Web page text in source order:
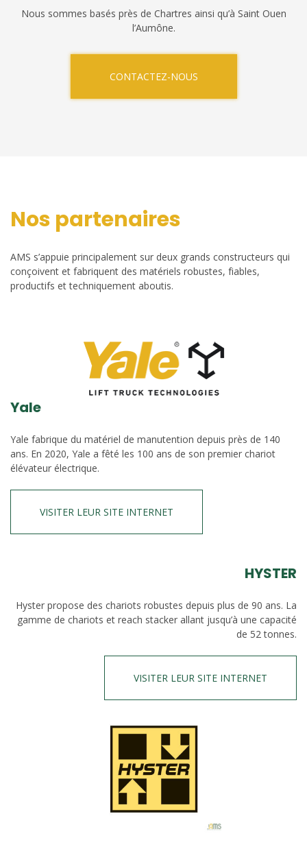
Nous sommes basés près de Chartres ainsi qu’à Saint Ouen
l’Aumône.
CONTACTEZ-NOUS
Nos partenaires
AMS s’appuie principalement sur deux grands constructeurs qui
conçoivent et fabriquent des matériels robustes, fiables,
productifs et techniquement aboutis.
Yale
Yale fabrique du matériel de manutention depuis près de 140
ans. En 2020, Yale a fêté les 100 ans de son premier chariot
élévateur électrique.
VISITER LEUR SITE INTERNET
HYSTER
Hyster propose des chariots robustes depuis plus de 90 ans. La
gamme de chariots et reach stacker allant jusqu’à une capacité
de 52 tonnes.
VISITER LEUR SITE INTERNET